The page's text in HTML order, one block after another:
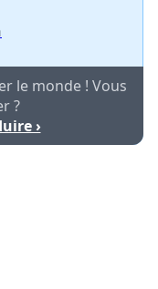
le monde ! Vous
?
›